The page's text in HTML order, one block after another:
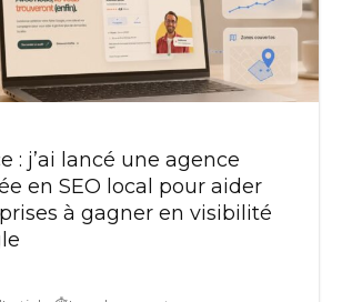
: j’ai lancé une agence
en SEO local pour aider
à gagner en visibilité